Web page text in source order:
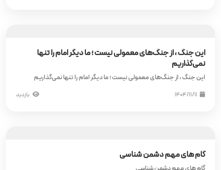
این جنگ ، از جنگ‌های معمولی نیست ؛ ما دیگر امام را تنها
نمی‌گذاریم
این جنگ ، از جنگ‌های معمولی نیست ؛ ما دیگر امام را تنها نمی‌گذاریم
۱۴۰۴/۱۱/۱۱ بازدید
گام های مهم دشمن شناسی